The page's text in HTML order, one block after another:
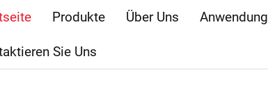
Produkte Über Uns Anwendung
Sie Uns